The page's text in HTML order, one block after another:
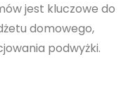
jest kluczowe do
domowego,
podwyżki.